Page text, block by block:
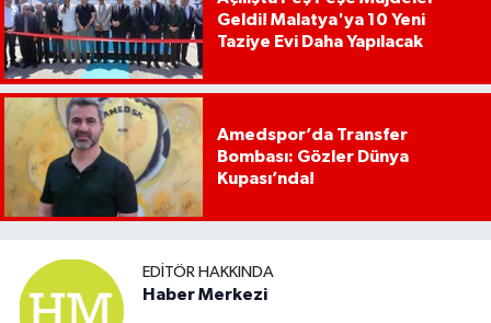
Geldi! Malatya'ya 10 Yeni
Taziye Evi Daha Yapılacak
Amedspor’da Transfer
Bombası: Gözler Dünya
Kupası’nda!
EDITÖR HAKKINDA
Haber Merkezi